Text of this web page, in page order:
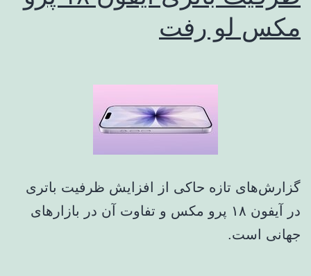
مکس لو رفت
گزارش‌های تازه حاکی از افزایش ظرفیت باتری
در آیفون ۱۸ پرو مکس و تفاوت آن در بازارهای
جهانی است.